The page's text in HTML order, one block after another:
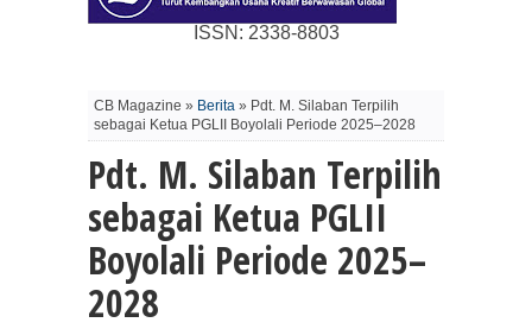
ISSN: 2338-8803
CB Magazine » Berita » Pdt. M. Silaban Terpilih
sebagai Ketua PGLII Boyolali Periode 2025–2028
Pdt. M. Silaban Terpilih
sebagai Ketua PGLII
Boyolali Periode 2025–
2028